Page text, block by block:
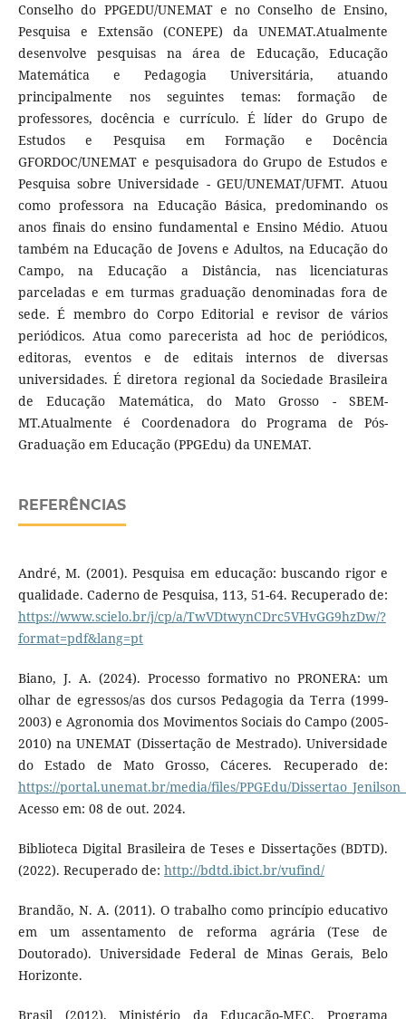
Conselho do PPGEDU/UNEMAT e no Conselho de Ensino,
Pesquisa e Extensão (CONEPE) da UNEMAT.Atualmente
desenvolve pesquisas na área de Educação, Educação
Matemática e Pedagogia Universitária, atuando
principalmente nos seguintes temas: formação de
professores, docência e currículo. É líder do Grupo de
Estudos e Pesquisa em Formação e Docência
GFORDOC/UNEMAT e pesquisadora do Grupo de Estudos e
Pesquisa sobre Universidade - GEU/UNEMAT/UFMT. Atuou
como professora na Educação Básica, predominando os
anos finais do ensino fundamental e Ensino Médio. Atuou
também na Educação de Jovens e Adultos, na Educação do
Campo, na Educação a Distância, nas licenciaturas
parceladas e em turmas graduação denominadas fora de
sede. É membro do Corpo Editorial e revisor de vários
periódicos. Atua como parecerista ad hoc de periódicos,
editoras, eventos e de editais internos de diversas
universidades. É diretora regional da Sociedade Brasileira
de Educação Matemática, do Mato Grosso - SBEM-
MT.Atualmente é Coordenadora do Programa de Pós-
Graduação em Educação (PPGEdu) da UNEMAT.
REFERÊNCIAS
André, M. (2001). Pesquisa em educação: buscando rigor e
qualidade. Caderno de Pesquisa, 113, 51-64. Recuperado de:
https://www.scielo.br/j/cp/a/TwVDtwynCDrc5VHvGG9hzDw/?
format=pdf&lang=pt
Biano, J. A. (2024). Processo formativo no PRONERA: um
olhar de egressos/as dos cursos Pedagogia da Terra (1999-
2003) e Agronomia dos Movimentos Sociais do Campo (2005-
2010) na UNEMAT (Dissertação de Mestrado). Universidade
do Estado de Mato Grosso, Cáceres. Recuperado de:
https://portal.unemat.br/media/files/PPGEdu/
Acesso em: 08 de out. 2024.
Biblioteca Digital Brasileira de Teses e Dissertações (BDTD).
(2022). Recuperado de: http://bdtd.ibict.br/vufind/
Brandão, N. A. (2011). O trabalho como princípio educativo
em um assentamento de reforma agrária (Tese de
Doutorado). Universidade Federal de Minas Gerais, Belo
Horizonte.
Brasil (2012). Ministério da Educação-MEC. Programa